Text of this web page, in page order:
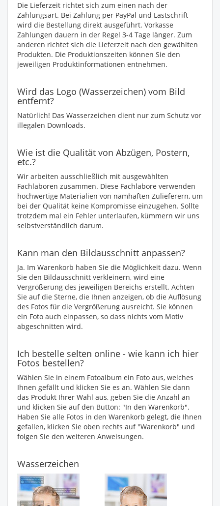
Die Lieferzeit richtet sich zum einen nach der
Zahlungsart. Bei Zahlung per PayPal und Lastschrift
wird die Bestellung direkt ausgeführt. Vorkasse
Zahlungen dauern in der Regel 3-4 Tage länger. Zum
anderen richtet sich die Lieferzeit nach den gewählten
Produkten. Die Produktionszeiten können Sie den
jeweiligen Produktinformationen entnehmen.
Wird das Logo (Wasserzeichen) vom Bild
entfernt?
Natürlich! Das Wasserzeichen dient nur zum Schutz vor
illegalen Downloads.
Wie ist die Qualität von Abzügen, Postern,
etc.?
Wir arbeiten ausschließlich mit ausgewählten
Fachlaboren zusammen. Diese Fachlabore verwenden
hochwertige Materialien von namhaften Zulieferern, um
bei der Qualität keine Kompromisse einzugehen. Sollte
trotzdem mal ein Fehler unterlaufen, kümmern wir uns
selbstverständlich darum.
Kann man den Bildausschnitt anpassen?
Ja. Im Warenkorb haben Sie die Möglichkeit dazu. Wenn
Sie den Bildausschnitt verkleinern, wird eine
Vergrößerung des jeweiligen Bereichs erstellt. Achten
Sie auf die Sterne, die Ihnen anzeigen, ob die Auflösung
des Fotos für die Vergrößerung ausreicht. Sie können
ein Foto auch einpassen, so dass nichts vom Motiv
abgeschnitten wird.
Ich bestelle selten online - wie kann ich hier
Fotos bestellen?
Wählen Sie in einem Fotoalbum ein Foto aus, welches
Ihnen gefällt und klicken Sie es an. Wählen Sie dann
das Produkt Ihrer Wahl aus, geben Sie die Anzahl an
und klicken Sie auf den Button: "In den Warenkorb".
Haben Sie alle Fotos in den Warenkorb gelegt, die Ihnen
gefallen, klicken Sie oben rechts auf "Warenkorb" und
folgen Sie den weiteren Anweisungen.
Wasserzeichen